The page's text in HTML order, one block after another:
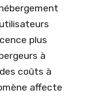
plus
à
coûts à
affecte